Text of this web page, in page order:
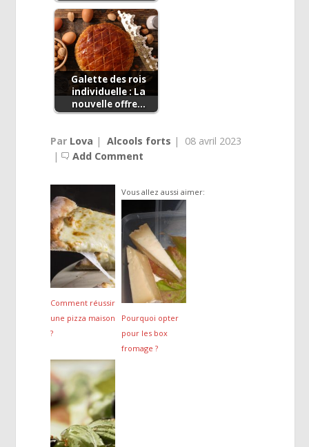
Galette des rois
individuelle : La
nouvelle offre…
Par Lova |Alcools forts | 08 avril 2023
|
Add Comment
Vous allez aussi aimer:
Comment réussir
une pizza maison
?
Pourquoi opter
pour les box
fromage ?